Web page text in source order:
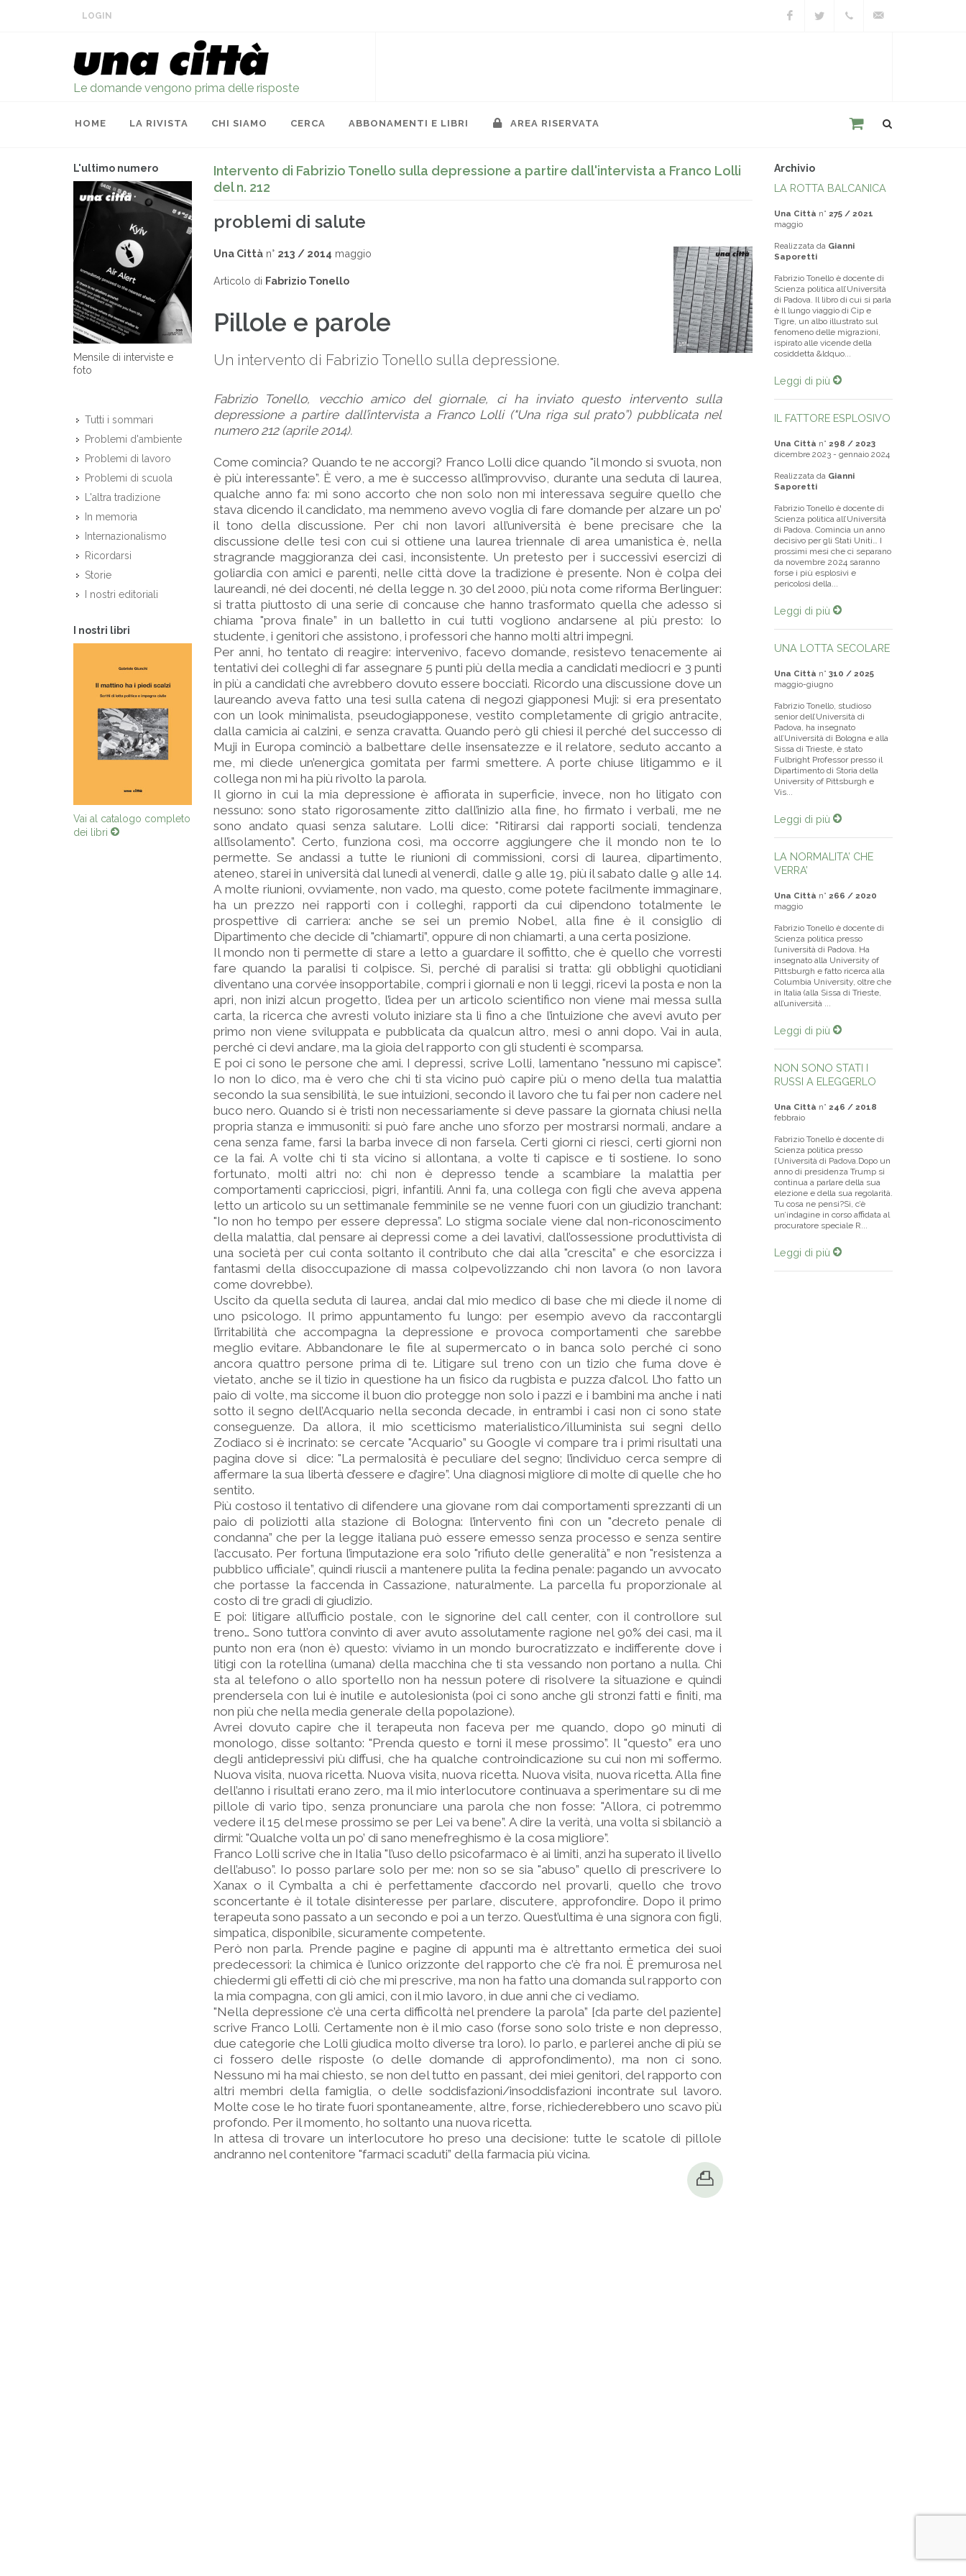
LOGIN
Le domande vengono prima delle risposte
HOME LA RIVISTA CHI SIAMO CERCA ABBONAMENTI E LIBRI AREA RISERVATA
L'ultimo numero
Mensile di interviste e
foto
Tutti i sommari
Problemi d'ambiente
Problemi di lavoro
Problemi di scuola
L'altra tradizione
In memoria
Internazionalismo
Ricordarsi
Storie
I nostri editoriali
I nostri libri
Vai al catalogo completo
dei libri
Intervento di Fabrizio Tonello sulla depressione a partire dall'intervista a Franco Lolli
del n. 212
problemi di salute
Una Città n° 213 / 2014 maggio
Articolo di Fabrizio Tonello
Pillole e parole
Un intervento di Fabrizio Tonello sulla depressione.
Fabrizio Tonello, vecchio amico del giornale, ci ha inviato questo intervento sulla
depressione a partire dall’intervista a Franco Lolli ("Una riga sul prato”) pubblicata nel
numero 212 (aprile 2014).
Come comincia? Quando te ne accorgi? Franco Lolli dice quando "il mondo si svuota, non
è più interessante”. È vero, a me è successo all’improvviso, durante una seduta di laurea,
qualche anno fa: mi sono accorto che non solo non mi interessava seguire quello che
stava dicendo il candidato, ma nemmeno avevo voglia di fare domande per alzare un po’
il tono della discussione. Per chi non lavori all’università è bene precisare che la
discussione delle tesi con cui si ottiene una laurea triennale di area umanistica è, nella
stragrande maggioranza dei casi, inconsistente. Un pretesto per i successivi esercizi di
goliardia con amici e parenti, nelle città dove la tradizione è presente. Non è colpa dei
laureandi, né dei docenti, né della legge n. 30 del 2000, più nota come riforma Berlinguer:
si tratta piuttosto di una serie di concause che hanno trasformato quella che adesso si
chiama "prova finale” in un balletto in cui tutti vogliono andarsene al più presto: lo
studente, i genitori che assistono, i professori che hanno molti altri impegni.
Per anni, ho tentato di reagire: intervenivo, facevo domande, resistevo tenacemente ai
tentativi dei colleghi di far assegnare 5 punti più della media a candidati mediocri e 3 punti
in più a candidati che avrebbero dovuto essere bocciati. Ricordo una discussione dove un
laureando aveva fatto una tesi sulla catena di negozi giapponesi Muji: si era presentato
con un look minimalista, pseudogiapponese, vestito completamente di grigio antracite,
dalla camicia ai calzini, e senza cravatta. Quando però gli chiesi il perché del successo di
Muji in Europa cominciò a balbettare delle insensatezze e il relatore, seduto accanto a
me, mi diede un’energica gomitata per farmi smettere. A porte chiuse litigammo e il
collega non mi ha più rivolto la parola.
Il giorno in cui la mia depressione è affiorata in superficie, invece, non ho litigato con
nessuno: sono stato rigorosamente zitto dall’inizio alla fine, ho firmato i verbali, me ne
sono andato quasi senza salutare. Lolli dice: "Ritirarsi dai rapporti sociali, tendenza
all’isolamento”. Certo, funziona così, ma occorre aggiungere che il mondo non te lo
permette. Se andassi a tutte le riunioni di commissioni, corsi di laurea, dipartimento,
ateneo, starei in università dal lunedì al venerdi, dalle 9 alle 19, più il sabato dalle 9 alle 14.
A molte riunioni, ovviamente, non vado, ma questo, come potete facilmente immaginare,
ha un prezzo nei rapporti con i colleghi, rapporti da cui dipendono totalmente le
prospettive di carriera: anche se sei un premio Nobel, alla fine è il consiglio di
Dipartimento che decide di "chiamarti”, oppure di non chiamarti, a una certa posizione.
Il mondo non ti permette di stare a letto a guardare il soffitto, che è quello che vorresti
fare quando la paralisi ti colpisce. Sì, perché di paralisi si tratta: gli obblighi quotidiani
diventano una corvée insopportabile, compri i giornali e non li leggi, ricevi la posta e non la
apri, non inizi alcun progetto, l’idea per un articolo scientifico non viene mai messa sulla
carta, la ricerca che avresti voluto iniziare sta lì fino a che l’intuizione che avevi avuto per
primo non viene sviluppata e pubblicata da qualcun altro, mesi o anni dopo. Vai in aula,
perché ci devi andare, ma la gioia del rapporto con gli studenti è scomparsa.
E poi ci sono le persone che ami. I depressi, scrive Lolli, lamentano "nessuno mi capisce”.
Io non lo dico, ma è vero che chi ti sta vicino può capire più o meno della tua malattia
secondo la sua sensibilità, le sue intuizioni, secondo il lavoro che tu fai per non cadere nel
buco nero. Quando si è tristi non necessariamente si deve passare la giornata chiusi nella
propria stanza e immusoniti: si può fare anche uno sforzo per mostrarsi normali, andare a
cena senza fame, farsi la barba invece di non farsela. Certi giorni ci riesci, certi giorni non
ce la fai. A volte chi ti sta vicino si allontana, a volte ti capisce e ti sostiene. Io sono
fortunato, molti altri no: chi non è depresso tende a scambiare la malattia per
comportamenti capricciosi, pigri, infantili. Anni fa, una collega con figli che aveva appena
letto un articolo su un settimanale femminile se ne venne fuori con un giudizio tranchant:
"Io non ho tempo per essere depressa”. Lo stigma sociale viene dal non-riconoscimento
della malattia, dal pensare ai depressi come a dei lavativi, dall’ossessione produttivista di
una società per cui conta soltanto il contributo che dai alla "crescita” e che esorcizza i
fantasmi della disoccupazione di massa colpevolizzando chi non lavora (o non lavora
come dovrebbe).
Uscito da quella seduta di laurea, andai dal mio medico di base che mi diede il nome di
uno psicologo. Il primo appuntamento fu lungo: per esempio avevo da raccontargli
l’irritabilità che accompagna la depressione e provoca comportamenti che sarebbe
meglio evitare. Abbandonare le file al supermercato o in banca solo perché ci sono
ancora quattro persone prima di te. Litigare sul treno con un tizio che fuma dove è
vietato, anche se il tizio in questione ha un fisico da rugbista e puzza d’alcol. L’ho fatto un
paio di volte, ma siccome il buon dio protegge non solo i pazzi e i bambini ma anche i nati
sotto il segno dell’Acquario nella seconda decade, in entrambi i casi non ci sono state
conseguenze. Da allora, il mio scetticismo materialistico/illuminista sui segni dello
Zodiaco si è incrinato: se cercate "Acquario” su Google vi compare tra i primi risultati una
pagina dove si dice: "La permalosità è peculiare del segno; l’individuo cerca sempre di
affermare la sua libertà d’essere e d’agire”. Una diagnosi migliore di molte di quelle che ho
sentito.
Più costoso il tentativo di difendere una giovane rom dai comportamenti sprezzanti di un
paio di poliziotti alla stazione di Bologna: l’intervento finì con un "decreto penale di
condanna” che per la legge italiana può essere emesso senza processo e senza sentire
l’accusato. Per fortuna l’imputazione era solo "rifiuto delle generalità” e non "resistenza a
pubblico ufficiale”, quindi riuscii a mantenere pulita la fedina penale: pagando un avvocato
che portasse la faccenda in Cassazione, naturalmente. La parcella fu proporzionale al
costo di tre gradi di giudizio.
E poi: litigare all’ufficio postale, con le signorine del call center, con il controllore sul
treno… Sono tutt’ora convinto di aver avuto assolutamente ragione nel 90% dei casi, ma il
punto non era (non è) questo: viviamo in un mondo burocratizzato e indifferente dove i
litigi con la rotellina (umana) della macchina che ti sta vessando non portano a nulla. Chi
sta al telefono o allo sportello non ha nessun potere di risolvere la situazione e quindi
prendersela con lui è inutile e autolesionista (poi ci sono anche gli stronzi fatti e finiti, ma
non più che nella media generale della popolazione).
Avrei dovuto capire che il terapeuta non faceva per me quando, dopo 90 minuti di
monologo, disse soltanto: "Prenda questo e torni il mese prossimo”. Il "questo” era uno
degli antidepressivi più diffusi, che ha qualche controindicazione su cui non mi soffermo.
Nuova visita, nuova ricetta. Nuova visita, nuova ricetta. Nuova visita, nuova ricetta. Alla fine
dell’anno i risultati erano zero, ma il mio interlocutore continuava a sperimentare su di me
pillole di vario tipo, senza pronunciare una parola che non fosse: "Allora, ci potremmo
vedere il 15 del mese prossimo se per Lei va bene”. A dire la verità, una volta si sbilanciò a
dirmi: "Qualche volta un po’ di sano menefreghismo è la cosa migliore”.
Franco Lolli scrive che in Italia "l’uso dello psicofarmaco è ai limiti, anzi ha superato il livello
dell’abuso”. Io posso parlare solo per me: non so se sia "abuso” quello di prescrivere lo
Xanax o il Cymbalta a chi è perfettamente d’accordo nel provarli, quello che trovo
sconcertante è il totale disinteresse per parlare, discutere, approfondire. Dopo il primo
terapeuta sono passato a un secondo e poi a un terzo. Quest’ultima è una signora con figli,
simpatica, disponibile, sicuramente competente.
Però non parla. Prende pagine e pagine di appunti ma è altrettanto ermetica dei suoi
predecessori: la chimica è l’unico orizzonte del rapporto che c’è fra noi. È premurosa nel
chiedermi gli effetti di ciò che mi prescrive, ma non ha fatto una domanda sul rapporto con
la mia compagna, con gli amici, con il mio lavoro, in due anni che ci vediamo.
"Nella depressione c’è una certa difficoltà nel prendere la parola” [da parte del paziente]
scrive Franco Lolli. Certamente non è il mio caso (forse sono solo triste e non depresso,
due categorie che Lolli giudica molto diverse tra loro). Io parlo, e parlerei anche di più se
ci fossero delle risposte (o delle domande di approfondimento), ma non ci sono.
Nessuno mi ha mai chiesto, se non del tutto en passant, dei miei genitori, del rapporto con
altri membri della famiglia, o delle soddisfazioni/insoddisfazioni incontrate sul lavoro.
Molte cose le ho tirate fuori spontaneamente, altre, forse, richiederebbero uno scavo più
profondo. Per il momento, ho soltanto una nuova ricetta.
In attesa di trovare un interlocutore ho preso una decisione: tutte le scatole di pillole
andranno nel contenitore "farmaci scaduti” della farmacia più vicina.
Archivio
LA ROTTA BALCANICA
Una Città n° 275 / 2021
maggio
Realizzata da Gianni
Saporetti
Fabrizio Tonello è docente di
Scienza politica all’Università
di Padova. Il libro di cui si parla
è Il lungo viaggio di Cip e
Tigre, un albo illustrato sul
fenomeno delle migrazioni,
ispirato alle vicende della
cosiddetta &ldquo...
Leggi di più
IL FATTORE ESPLOSIVO
Una Città n° 298 / 2023
dicembre 2023 - gennaio 2024
Realizzata da Gianni
Saporetti
Fabrizio Tonello è docente di
Scienza politica all’Università
di Padova. Comincia un anno
decisivo per gli Stati Uniti… I
prossimi mesi che ci separano
da novembre 2024 saranno
forse i più esplosivi e
pericolosi della...
Leggi di più
UNA LOTTA SECOLARE
Una Città n° 310 / 2025
maggio-giugno
Fabrizio Tonello, studioso
senior dell’Università di
Padova, ha insegnato
all’Università di Bologna e alla
Sissa di Trieste, è stato
Fulbright Professor presso il
Dipartimento di Storia della
University of Pittsburgh e
Vis...
Leggi di più
LA NORMALITA’ CHE
VERRA’
Una Città n° 266 / 2020
maggio
Fabrizio Tonello è docente di
Scienza politica presso
l’università di Padova. Ha
insegnato alla University of
Pittsburgh e fatto ricerca alla
Columbia University, oltre che
in Italia (alla Sissa di Trieste,
all’università ...
Leggi di più
NON SONO STATI I
RUSSI A ELEGGERLO
Una Città n° 246 / 2018
febbraio
Fabrizio Tonello è docente di
Scienza politica presso
l’Università di Padova.Dopo un
anno di presidenza Trump si
continua a parlare della sua
elezione e della sua regolarità.
Tu cosa ne pensi?Sì, c’è
un’indagine in corso affidata al
procuratore speciale R...
Leggi di più